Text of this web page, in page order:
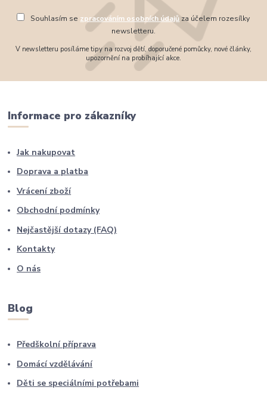
Souhlasím se zpracováním osobních údajůza účelem rozesílky
newsletteru.
V newsletteru posíláme tipy na rozvoj dětí, doporučené pomůcky, nové články,
upozornění na probíhající akce.
Informace pro zákazníky
Jak nakupovat
Doprava a platba
Vrácení zboží
Obchodní podmínky
Nejčastější dotazy (FAQ)
Kontakty
O nás
Blog
Předškolní příprava
Domácí vzdělávání
Děti se speciálními potřebami